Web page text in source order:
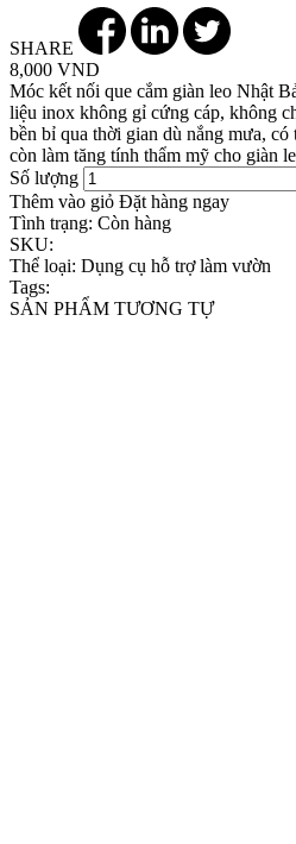
SHARE
8,000 VND
Móc kết nối que cắm giàn leo Nhật
liệu inox không gỉ cứng cáp, không
bền bỉ qua thời gian dù nắng mưa, có
còn làm tăng tính thẩm mỹ cho giàn
Số lượng
Thêm vào giỏ Đặt hàng ngay
Tình trạng: Còn hàng
SKU:
Thể loại: Dụng cụ hỗ trợ làm vườn
Tags:
SẢN PHẨM TƯƠNG TỰ